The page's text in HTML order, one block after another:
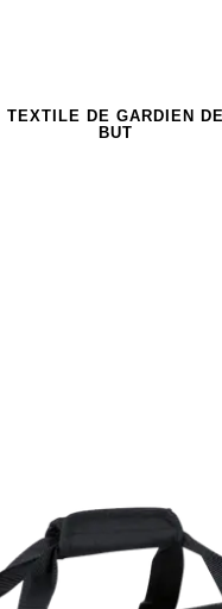
TEXTILE DE GARDIEN DE
BUT